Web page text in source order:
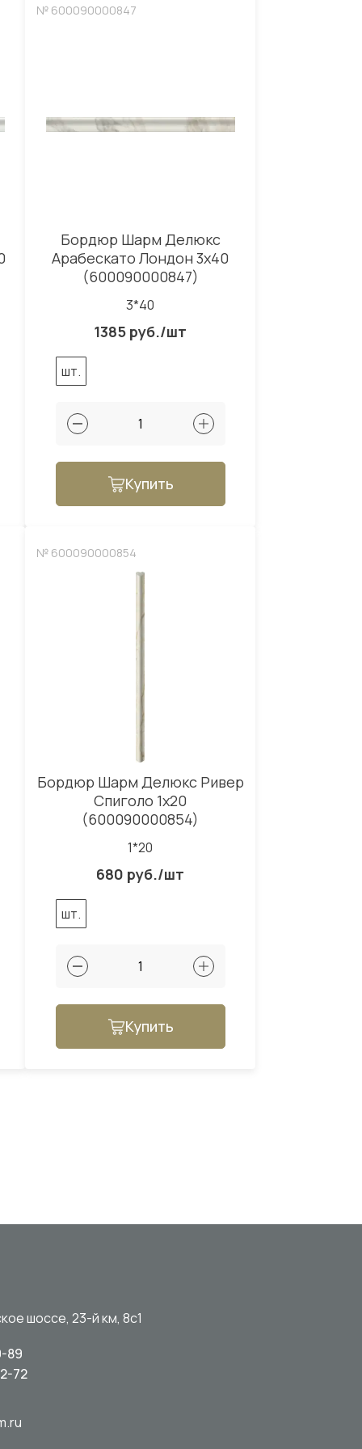
№ 600090000847
Бордюр Шарм Делюкс
Арабескато Лондон 3x40
(600090000847)
3*40
1385 руб./шт
шт.
Купить
№ 600090000854
Бордюр Шарм Делюкс Ривер
Спиголо 1x20
(600090000854)
1*20
680 руб./шт
шт.
Купить
шоссе, 23-й км, 8с1
89
72